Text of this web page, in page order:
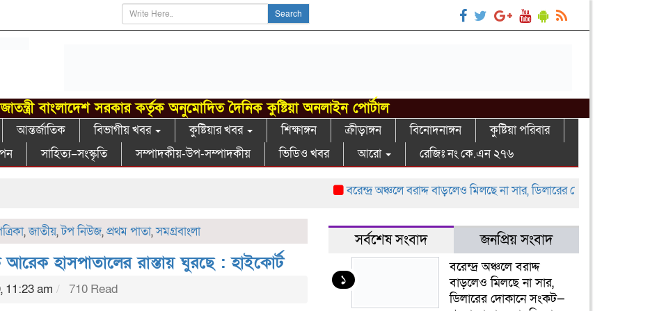
Search
বাংলাদেশ সরকার কর্তৃক অনুমোদিত দৈনিক কুষ্টিয়া অনলাইন পোর্টাল
আন্তর্জাতিক বিভাগীয় খবর কুষ্টিয়ার খবর শিক্ষাঙ্গন ক্রীড়াঙ্গন বিনোদনাঙ্গন
কুষ্টিয়া পরিবার
সাহিত্য–সংস্কৃতি সম্পাদকীয়-উপ-সম্পাদকীয় ভিডিও খবর আরো রেজিঃ নং কে.এন ২৭৬
বরেন্দ্র অঞ্চলে বরাদ্দ বাড়লেও মিলছে না সার, ডিলারের দোকানে সংকট—খুচরা
,জাতীয়,টপ নিউজ,প্রথম পাতা,সমগ্রবাংলা
হাসপাতালের রাস্তায় ঘুরছে : হাইকোর্ট
11:23 am 710 Read
সর্বশেষ সংবাদ জনপ্রিয় সংবাদ
১
বরেন্দ্র অঞ্চলে বরাদ্দ
বাড়লেও মিলছে না সার,
ডিলারের দোকানে সংকট—